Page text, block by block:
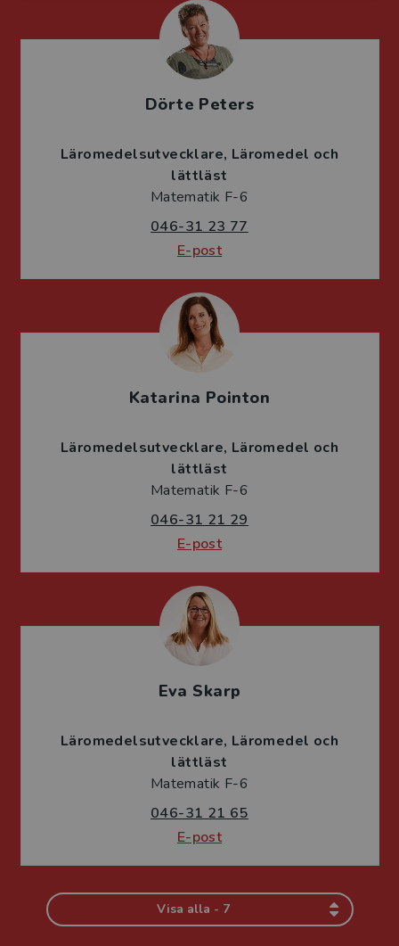
Dörte Peters
Läromedelsutvecklare Läromedel och
lättläst
Matematik F-6
046-31 23 77
E-post
Katarina Pointon
Läromedelsutvecklare Läromedel och
lättläst
Matematik F-6
046-31 21 29
E-post
Eva Skarp
Läromedelsutvecklare Läromedel och
lättläst
Matematik F-6
046-31 21 65
E-post
Visa alla - 7